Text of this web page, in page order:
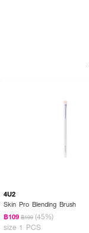
4U2
Skin Pro Blending Brush
฿109 ฿199 (45%)
size 1 PCS